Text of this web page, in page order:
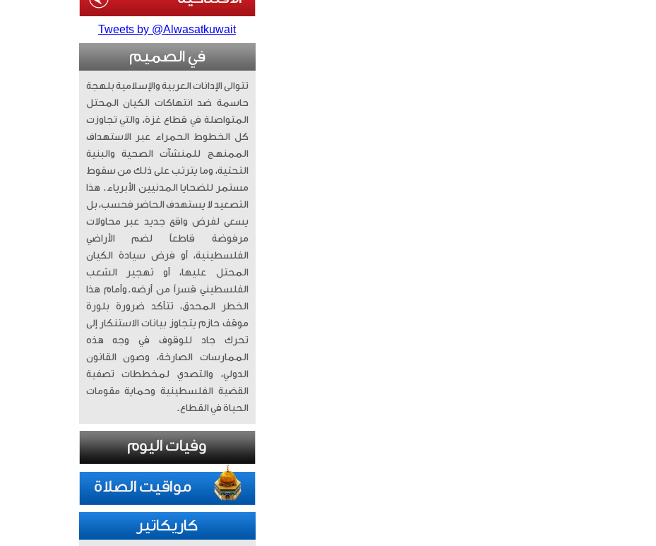
Tweets by @Alwasatkuwait
في الصميم
تتوالى الإدانات العربية والإسلامية بلهجة
حاسمة ضد انتهاكات الكيان المحتل
المتواصلة في قطاع غزة، والتي تجاوزت
كل الخطوط الحمراء عبر الاستهداف
الممنهج للمنشآت الصحية والبنية
التحتية، وما يترتب على ذلك من سقوط
مستمر للضحايا المدنيين الأبرياء. ​ هذا
التصعيد لا يستهدف الحاضر فحسب، بل
يسعى لفرض واقع جديد عبر محاولات
مرفوضة قاطعاً لضم الأراضي
الفلسطينية، أو فرض سيادة الكيان
المحتل عليها، أو تهجير الشعب
الفلسطيني قسراً من أرضه. ​وأمام هذا
الخطر المحدق، تتأكد ضرورة بلورة
موقف حازم يتجاوز بيانات الاستنكار إلى
تحرك جاد للوقوف في وجه هذه
الممارسات الصارخة، وصون القانون
الدولي، والتصدي لمخططات تصفية
القضية الفلسطينية وحماية مقومات
الحياة في القطاع.
كاريكاتير